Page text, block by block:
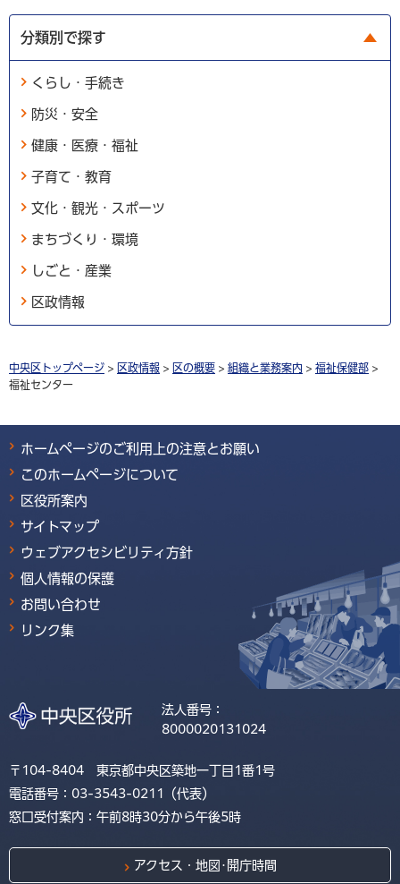
分類別で探す
くらし・手続き
防災・安全
健康・医療・福祉
子育て・教育
文化・観光・スポーツ
まちづくり・環境
しごと・産業
区政情報
中央区トップページ > 区政情報 > 区の概要 > 組織と業務案内 > 福祉保健部 >
福祉センター
ホームページのご利用上の注意とお願い
このホームページについて
区役所案内
サイトマップ
ウェブアクセシビリティ方針
個人情報の保護
お問い合わせ
リンク集
法人番号：
8000020131024
〒104-8404 東京都中央区築地一丁目1番1号
電話番号：03-3543-0211（代表）
窓口受付案内：午前8時30分から午後5時
アクセス・地図･開庁時間